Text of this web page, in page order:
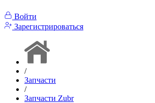
Войти
Зарегистрироваться
/
Запчасти
/
Запчасти Zubr